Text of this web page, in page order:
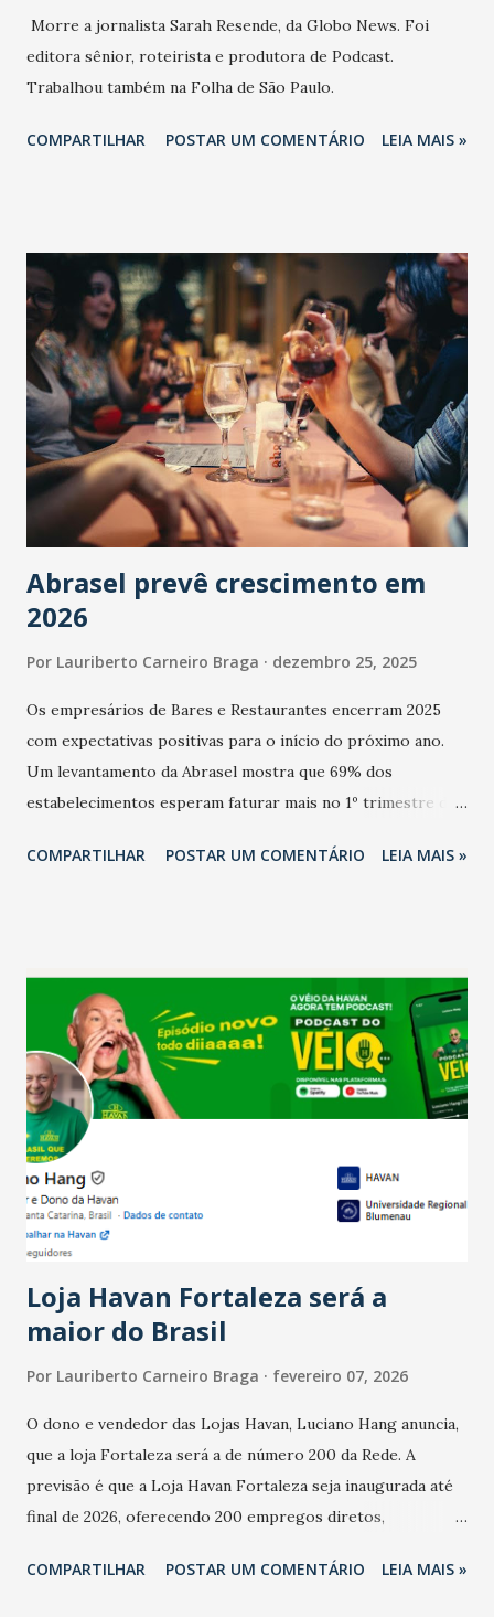
Morre a jornalista Sarah Resende, da Globo News. Foi
editora sênior, roteirista e produtora de Podcast.
Trabalhou também na Folha de São Paulo.
COMPARTILHAR POSTAR UM COMENTÁRIO LEIA MAIS »
Abrasel prevê crescimento em
2026
Por Lauriberto Carneiro Braga dezembro 25, 2025
Os empresários de Bares e Restaurantes encerram 2025
com expectativas positivas para o início do próximo ano.
Um levantamento da Abrasel mostra que 69% dos
estabelecimentos esperam faturar mais no 1º trimestre de
relação ao último trimestre deste ano, 56% também
confraternizações de fim de ano e pelo pagamento do 13º
Salário para um número maior de trabalhadores, já que o
país tem a menor taxa de desemprego dos anos recentes.
Ainda segundo a Pesquisa, em novembro de 2025, 40% dos
bares e restaurantes operaram com lucro e outros 40%
registraram equilíbrio financeiro. Já o percentual de
estabelecimentos no prejuízo ficou em 19%, pouco abaixo
do observado no mês anterior. Outros 1% não existiam em
novembro. Em relação a outubro, o faturamento também
COMPARTILHAR POSTAR UM COMENTÁRIO LEIA MAIS »
Loja Havan Fortaleza será a
maior do Brasil
Por Lauriberto Carneiro Braga fevereiro 07, 2026
O dono e vendedor das Lojas Havan, Luciano Hang anuncia,
que a loja Fortaleza será a de número 200 da Rede. A
previsão é que a Loja Havan Fortaleza seja inaugurada até
final de 2026, oferecendo 200 empregos diretos,
Havan Fortaleza ainda não foi anunciada oficialmente, mas
COMPARTILHAR POSTAR UM COMENTÁRIO LEIA MAIS »